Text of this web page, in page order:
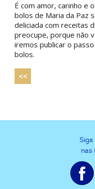
É com amor, carinho e
bolos de Maria da Paz
deliciada com receitas
preocupe, porque não
iremos publicar o
bolos.
<<
Siga
nas